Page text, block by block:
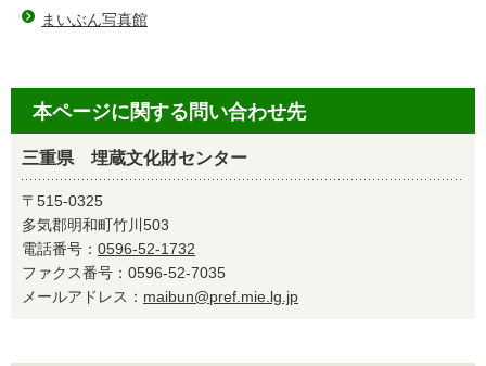
まいぶん写真館
本ページに関する問い合わせ先
三重県 埋蔵文化財センター
〒515-0325
多気郡明和町竹川503
電話番号： 0596-52-1732
ファクス番号：0596-52-7035
メールアドレス： maibun@pref.mie.lg.jp